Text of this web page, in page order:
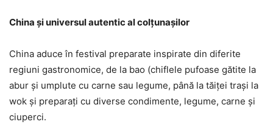
China și universul autentic al colțunașilor
China aduce în festival preparate inspirate din diferite
regiuni gastronomice, de la bao (chiflele pufoase gătite la
abur și umplute cu carne sau legume, până la tăiței trași la
wok și preparați cu diverse condimente, legume, carne și
ciuperci.